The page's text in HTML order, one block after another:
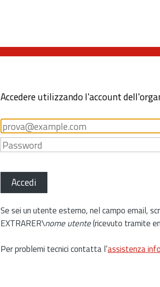
Accedere utilizzando l'account
Accedi
Se sei un utente esterno, nel campo email,
EXTRARER\nome utente(ricevuto tramite
Per problemi tecnici contatta l’assistenza